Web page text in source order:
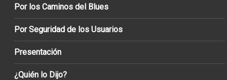
Por los Caminos del Blues
Por Seguridad de los Usuarios
Presentación
¿Quién lo Dijo?